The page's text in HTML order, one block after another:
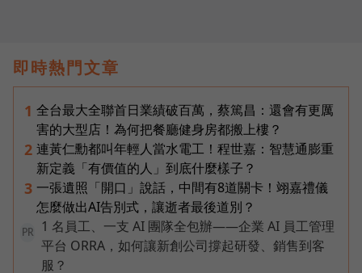
即時熱門文章
1 全台最大全聯首日業績破百萬，蔡篤昌：還會有更厲
害的大型店！為何把餐廳健身房都搬上樓？
2 連黃仁勳都叫年輕人當水電工！程世嘉：智慧通膨重
新定義「有價值的人」到底什麼樣子？
3 一張遺照「開口」說話，中間有8道關卡！翊嘉禮儀
怎麼做出AI告別式，讓逝者最後道別？
PR
1 名員工、一支 AI 團隊全包辦——企業 AI 員工管理
平台 ORRA，如何讓新創公司撐起研發、銷售到客
服？